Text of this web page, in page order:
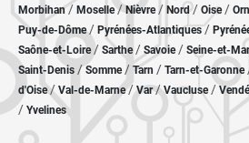
Morbihan/ Moselle/ Nièvre / Nord/ Oise /
Puy-de-Dôme/ Pyrénées-Atlantiques /
Saône-et-Loire/ Sarthe/ Savoie/ Seine-et-
Saint-Denis /Somme/ Tarn / Tarn-et-Garonne
d'Oise/ Val-de-Marne/Var/Vaucluse/
/ Yvelines